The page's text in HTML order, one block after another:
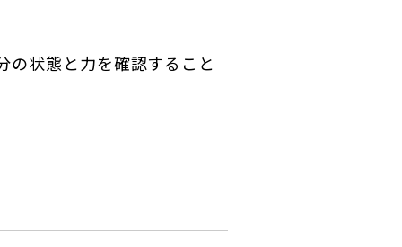
の状態と力を確認すること